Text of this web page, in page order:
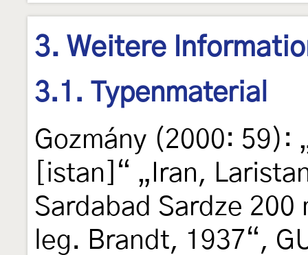
3. Weitere
3.1. Typenmaterial
Gozmány (2000: 59):
[istan]“ „Iran,
Sardabad Sardze
leg. Brandt, 1937“,